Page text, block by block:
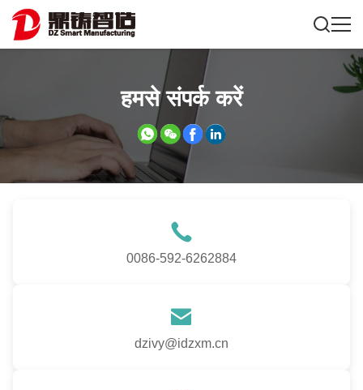
हमसे संपर्क करें
0086-592-6262884
dzivy@idzxm.cn